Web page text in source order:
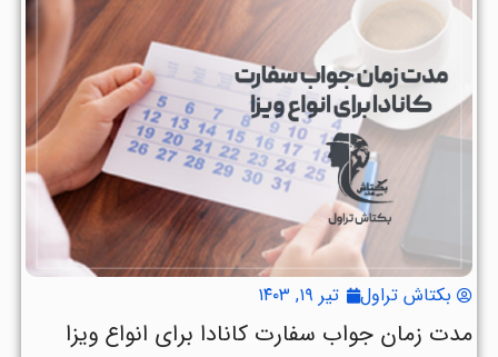
بکتاش تراول تیر ۱۹, ۱۴۰۳
مدت زمان جواب سفارت کانادا برای انواع ویزا